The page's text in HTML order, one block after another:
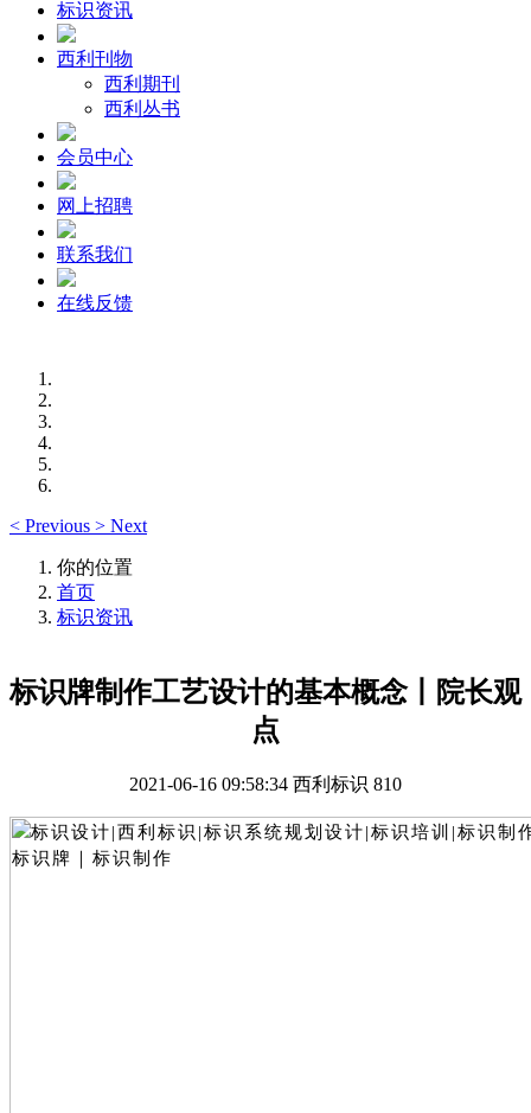
标识资讯
西利刊物
西利期刊
西利丛书
会员中心
网上招聘
联系我们
在线反馈
< Previous > Next
你的位置
首页
标识资讯
标识牌制作工艺设计的基本概念丨院长观
点
2021-06-16 09:58:34 西利标识 810